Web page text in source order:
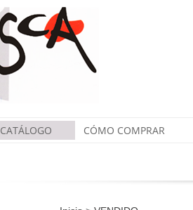
CATÁLOGO CÓMO COMPRAR